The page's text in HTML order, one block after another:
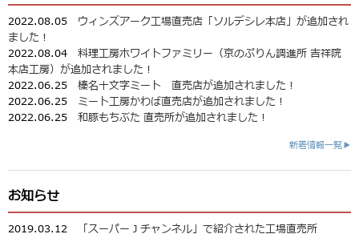
2022.08.05 ウィンズアーク工場直売店「ソルデシレ本店」が追加され
ました！
2022.08.04 料理工房ホワイトファミリー（京のぷりん調進所 吉祥院
本店工房）が追加されました！
2022.06.25 榛名十文字ミート 直売店が追加されました！
2022.06.25 ミート工房かわば直売店が追加されました！
2022.06.25 和豚もちぶた 直売所が追加されました！
新着情報一覧▶
お知らせ
2019.03.12
「スーパーＪチャンネル」で紹介された工場直売所